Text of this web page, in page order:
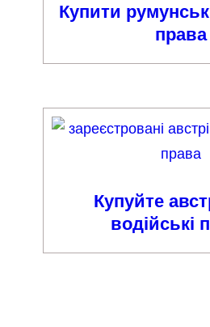
Купити
права
Купуйте
водійські